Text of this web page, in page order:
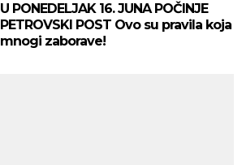
U PONEDELJAK 16. JUNA POČINJE
PETROVSKI POST Ovo su pravila koja
mnogi zaborave!